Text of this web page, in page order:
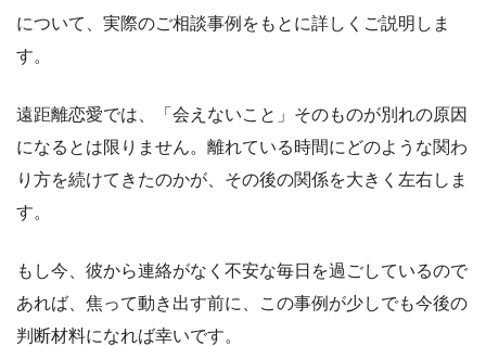
について、実際のご相談事例をもとに詳しくご説明しま
す。
遠距離恋愛では、「会えないこと」そのものが別れの原因
になるとは限りません。離れている時間にどのような関わ
り方を続けてきたのかが、その後の関係を大きく左右しま
す。
もし今、彼から連絡がなく不安な毎日を過ごしているので
あれば、焦って動き出す前に、この事例が少しでも今後の
判断材料になれば幸いです。